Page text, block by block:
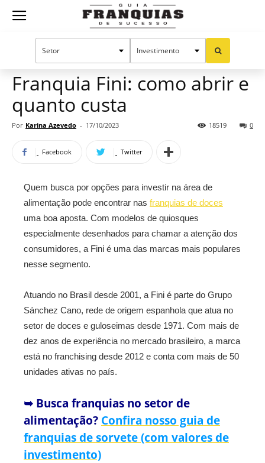
Guia
Mercado de franquias
Franquia Fini: como abrir e
quanto custa
Por Karina Azevedo - 17/10/2023 0
18519
Facebook Twitter
Quem busca por opções para investir na área de
alimentação pode encontrar nas franquias de doces
uma boa aposta. Com modelos de quiosques
especialmente desenhados para chamar a atenção dos
consumidores, a Fini é uma das marcas mais populares
nesse segmento.
Atuando no Brasil desde 2001, a Fini é parte do Grupo
Sánchez Cano, rede de origem espanhola que atua no
setor de doces e guloseimas desde 1971. Com mais de
dez anos de experiência no mercado brasileiro, a marca
está no franchising desde 2012 e conta com mais de 50
unidades ativas no país.
➥ Busca franquias no setor de
alimentação? Confira nosso guia de
franquias de sorvete (com valores de
investimento)